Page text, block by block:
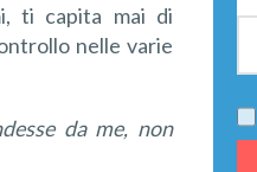
ti capita mai di
nelle varie
da me, non